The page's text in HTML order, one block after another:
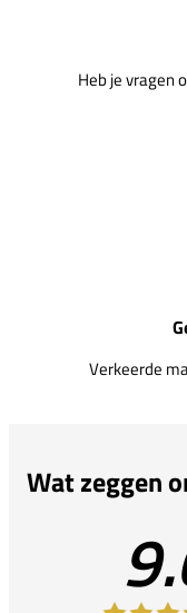
Heb je vragen
Verkeerde
Wat zeggen